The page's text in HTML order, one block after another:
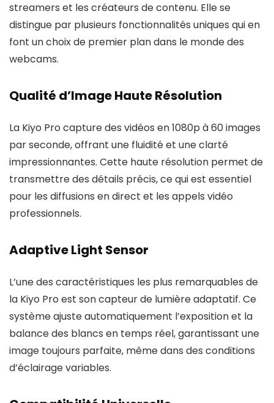
streamers et les créateurs de contenu. Elle se
distingue par plusieurs fonctionnalités uniques qui en
font un choix de premier plan dans le monde des
webcams.
Qualité d’Image Haute Résolution
La Kiyo Pro capture des vidéos en 1080p à 60 images
par seconde, offrant une fluidité et une clarté
impressionnantes. Cette haute résolution permet de
transmettre des détails précis, ce qui est essentiel
pour les diffusions en direct et les appels vidéo
professionnels.
Adaptive Light Sensor
L’une des caractéristiques les plus remarquables de
la Kiyo Pro est son capteur de lumière adaptatif. Ce
système ajuste automatiquement l’exposition et la
balance des blancs en temps réel, garantissant une
image toujours parfaite, même dans des conditions
d’éclairage variables.